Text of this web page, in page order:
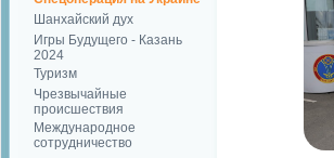
Шанхайский дух
Игры Будущего - Казань
2024
Туризм
Чрезвычайные
происшествия
Международное
сотрудничество